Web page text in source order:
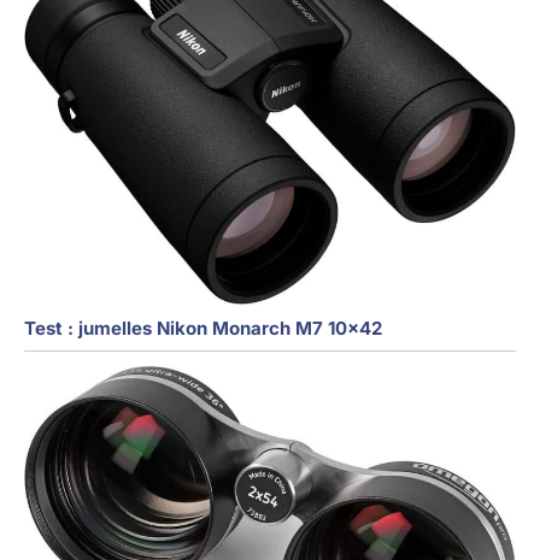
Test : jumelles Nikon Monarch M7 10×42